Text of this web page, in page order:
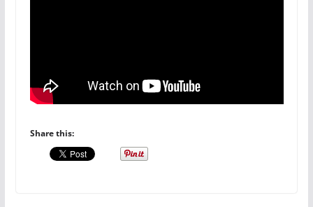
Share this: